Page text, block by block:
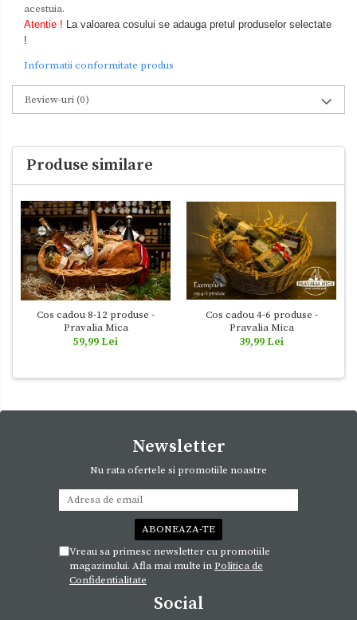
acestuia.
Atentie !
La valoarea cosului se adauga pretul produselor selectate
!
Informatii conformitate produs
Review-uri(0)
Produse similare
Cos cadou 8-12 produse -
Pravalia Mica
59,99 Lei
Cos cadou 4-6 produse -
Pravalia Mica
39,99 Lei
Newsletter
Nu rata ofertele si promotiile noastre
Vreau sa primesc newsletter cu promotiile
magazinului. Afla mai multe inPolitica de
Confidentialitate
Social